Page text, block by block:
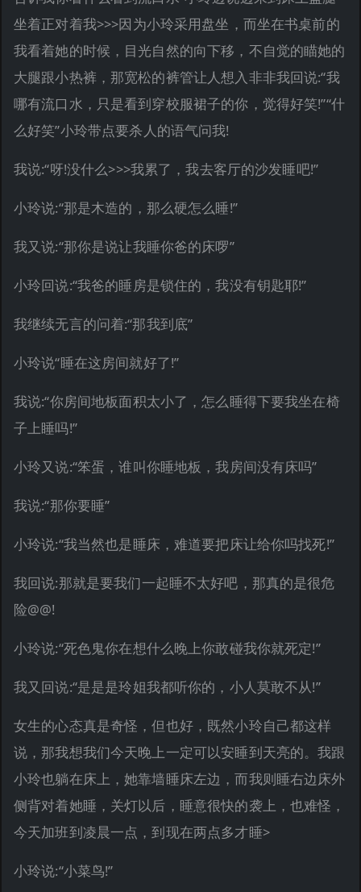
坐着正对着我>>>因为小玲采用盘坐，而坐在书桌前的
我看着她的时候，目光自然的向下移，不自觉的瞄她的
大腿跟小热裤，那宽松的裤管让人想入非非我回说:“我
哪有流口水，只是看到穿校服裙子的你，觉得好笑!”“什
么好笑”小玲带点要杀人的语气问我!
我说:“呀!没什么>>>我累了，我去客厅的沙发睡吧!”
小玲说:“那是木造的，那么硬怎么睡!”
我又说:“那你是说让我睡你爸的床啰”
小玲回说:“我爸的睡房是锁住的，我没有钥匙耶!”
我继续无言的问着:“那我到底”
小玲说“睡在这房间就好了!”
我说:“你房间地板面积太小了，怎么睡得下要我坐在椅
子上睡吗!”
小玲又说:“笨蛋，谁叫你睡地板，我房间没有床吗”
我说:“那你要睡”
小玲说:“我当然也是睡床，难道要把床让给你吗找死!”
我回说:那就是要我们一起睡不太好吧，那真的是很危
险@@!
小玲说:“死色鬼你在想什么晚上你敢碰我你就死定!”
我又回说:“是是是玲姐我都听你的，小人莫敢不从!”
女生的心态真是奇怪，但也好，既然小玲自己都这样
说，那我想我们今天晚上一定可以安睡到天亮的。我跟
小玲也躺在床上，她靠墙睡床左边，而我则睡右边床外
侧背对着她睡，关灯以后，睡意很快的袭上，也难怪，
今天加班到凌晨一点，到现在两点多才睡>
小玲说:“小菜鸟!”